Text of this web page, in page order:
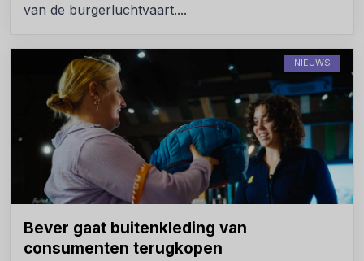
van de burgerluchtvaart....
NIEUWS
Bever gaat buitenkleding van
consumenten terugkopen